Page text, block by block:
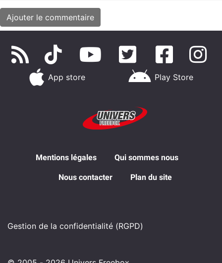
App store Play Store
Mentions légales Qui sommes nous
Nous contacter Plan du site
Gestion de la confidentialité (RGPD)